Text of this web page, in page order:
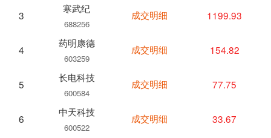
3
寒武纪
688256
4
药明康德
603259
5
长电科技
600584
6
中天科技
600522
成交明细 1199.93
成交明细 154.82
成交明细 77.75
成交明细 33.67